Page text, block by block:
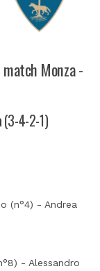
Monza -
(3-4-2-1)
(n°4) - Andrea
- Alessandro